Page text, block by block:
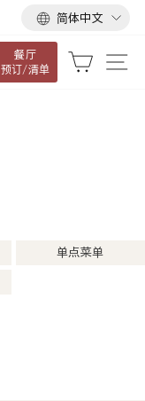
语
言
简体中文
餐厅
预订/清单
大车
单点菜单